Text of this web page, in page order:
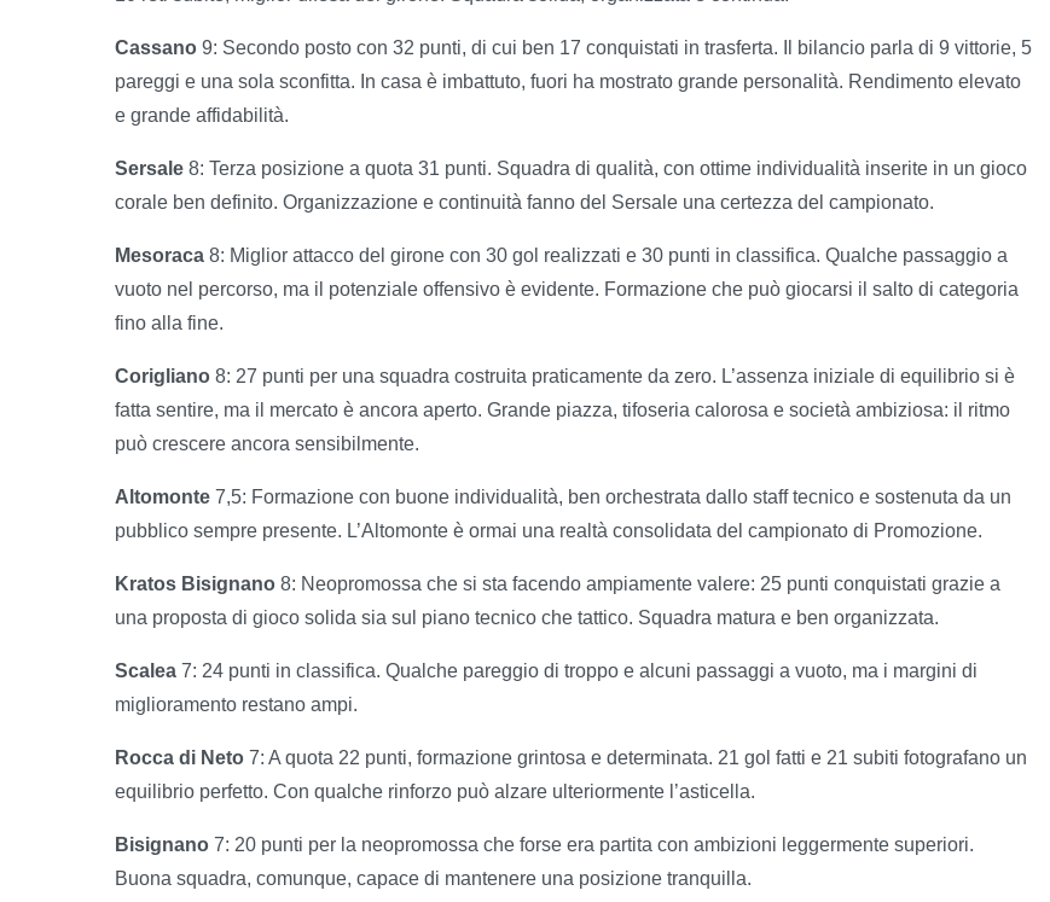
Cassano 9: Secondo posto con 32 punti, di cui ben 17 conquistati in trasferta. Il bilancio parla di 9 vittorie, 5
pareggi e una sola sconfitta. In casa è imbattuto, fuori ha mostrato grande personalità. Rendimento elevato
e grande affidabilità.
Sersale 8: Terza posizione a quota 31 punti. Squadra di qualità, con ottime individualità inserite in un gioco
corale ben definito. Organizzazione e continuità fanno del Sersale una certezza del campionato.
Mesoraca 8: Miglior attacco del girone con 30 gol realizzati e 30 punti in classifica. Qualche passaggio a
vuoto nel percorso, ma il potenziale offensivo è evidente. Formazione che può giocarsi il salto di categoria
fino alla fine.
Corigliano 8: 27 punti per una squadra costruita praticamente da zero. L’assenza iniziale di equilibrio si è
fatta sentire, ma il mercato è ancora aperto. Grande piazza, tifoseria calorosa e società ambiziosa: il ritmo
può crescere ancora sensibilmente.
Altomonte 7,5: Formazione con buone individualità, ben orchestrata dallo staff tecnico e sostenuta da un
pubblico sempre presente. L’Altomonte è ormai una realtà consolidata del campionato di Promozione.
Kratos Bisignano 8: Neopromossa che si sta facendo ampiamente valere: 25 punti conquistati grazie a
una proposta di gioco solida sia sul piano tecnico che tattico. Squadra matura e ben organizzata.
Scalea 7: 24 punti in classifica. Qualche pareggio di troppo e alcuni passaggi a vuoto, ma i margini di
miglioramento restano ampi.
Rocca di Neto 7: A quota 22 punti, formazione grintosa e determinata. 21 gol fatti e 21 subiti fotografano un
equilibrio perfetto. Con qualche rinforzo può alzare ulteriormente l’asticella.
Bisignano 7: 20 punti per la neopromossa che forse era partita con ambizioni leggermente superiori.
Buona squadra, comunque, capace di mantenere una posizione tranquilla.